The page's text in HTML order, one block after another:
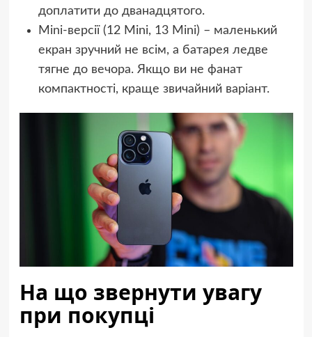
доплатити до дванадцятого.
Mini-версії (12 Mini, 13 Mini) – маленький
екран зручний не всім, а батарея ледве
тягне до вечора. Якщо ви не фанат
компактності, краще звичайний варіант.
На що звернути увагу
при покупці